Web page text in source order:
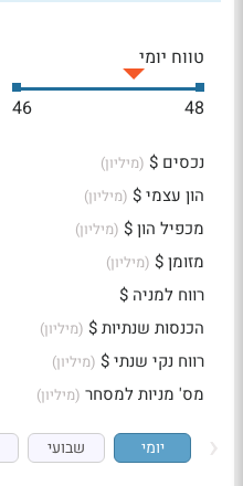
טווח יומי
48
46
נכסים $ (מיליון)
הון עצמי $ (מיליון)
מכפיל הון $ (מיליון)
מזומן $ (מיליון)
רווח למניה $
הכנסות שנתיות $ (מיליון)
רווח נקי שנתי $ (מיליון)
מס' מניות למסחר (מיליון)
יומי שבועי